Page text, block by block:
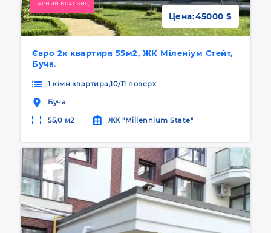
ГАРНИЙ КРАЄВИД
Євро 2к квартира 55м2, ЖК Міленіум Стейт,
Буча.
Цена:45000 $
1 кімн.квартира,10/11 поверх
Буча
55,0 м2 ЖК "Millennium State"